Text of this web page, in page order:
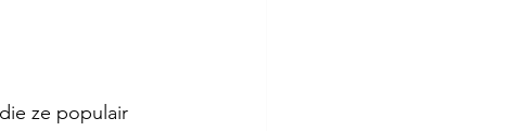
ze populair